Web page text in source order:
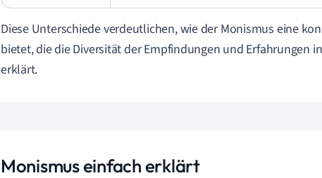
Diese Unterschiede verdeutlichen, wie der Monismus eine
bietet, die die Diversität der Empfindungen und Erfahrungen
erklärt.
Monismus einfach erklärt